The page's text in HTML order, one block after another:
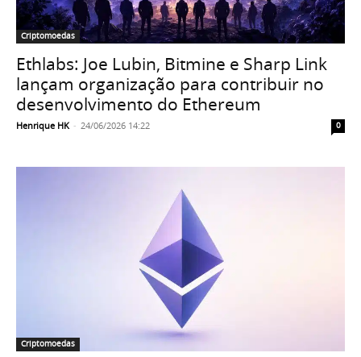
Criptomoedas
Ethlabs: Joe Lubin, Bitmine e Sharp Link
lançam organização para contribuir no
desenvolvimento do Ethereum
Henrique HK - 24/06/2026 14:22 0
Criptomoedas